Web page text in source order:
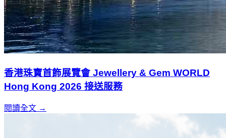
香港珠寶首飾展覽會 Jewellery & Gem WORLD
Hong Kong 2026 接送服務
閱讀全文 →